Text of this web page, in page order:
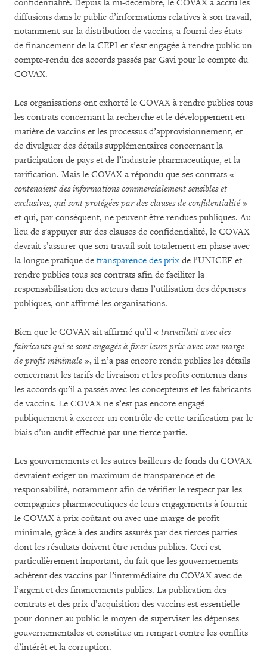
confidentialité. Depuis la mi-décembre, le COVAX a accru les
diffusions dans le public d’informations relatives à son travail,
notamment sur la distribution de vaccins, a fourni des états
de financement de la CEPI et s’est engagée à rendre public un
compte-rendu des accords passés par Gavi pour le compte du
COVAX.
Les organisations ont exhorté le COVAX à rendre publics tous
les contrats concernant la recherche et le développement en
matière de vaccins et les processus d’approvisionnement, et
de divulguer des détails supplémentaires concernant la
participation de pays et de l’industrie pharmaceutique, et la
tarification. Mais le COVAX a répondu que ses contrats «
contenaient des informations commercialement sensibles et
exclusives, qui sont protégées par des clauses de confidentialité»
et qui, par conséquent, ne peuvent être rendues publiques. Au
lieu de s'appuyer sur des clauses de confidentialité, le COVAX
devrait s’assurer que son travail soit totalement en phase avec
la longue pratique de transparence des prix de l’UNICEF et
rendre publics tous ses contrats afin de faciliter la
responsabilisation des acteurs dans l’utilisation des dépenses
publiques, ont affirmé les organisations.
Bien que le COVAX ait affirmé qu’il « travaillait avec des
fabricants qui se sont engagés à fixer leurs prix avec une marge
de profit minimale », il n’a pas encore rendu publics les détails
concernant les tarifs de livraison et les profits contenus dans
les accords qu’il a passés avec les concepteurs et les fabricants
de vaccins. Le COVAX ne s’est pas encore engagé
publiquement à exercer un contrôle de cette tarification par le
biais d’un audit effectué par une tierce partie.
Les gouvernements et les autres bailleurs de fonds du COVAX
devraient exiger un maximum de transparence et de
responsabilité, notamment afin de vérifier le respect par les
compagnies pharmaceutiques de leurs engagements à fournir
le COVAX à prix coûtant ou avec une marge de profit
minimale, grâce à des audits assurés par des tierces parties
dont les résultats doivent être rendus publics. Ceci est
particulièrement important, du fait que les gouvernements
achètent des vaccins par l’intermédiaire du COVAX avec de
l’argent et des financements publics. La publication des
contrats et des prix d’acquisition des vaccins est essentielle
pour donner au public le moyen de superviser les dépenses
gouvernementales et constitue un rempart contre les conflits
d’intérêt et la corruption.